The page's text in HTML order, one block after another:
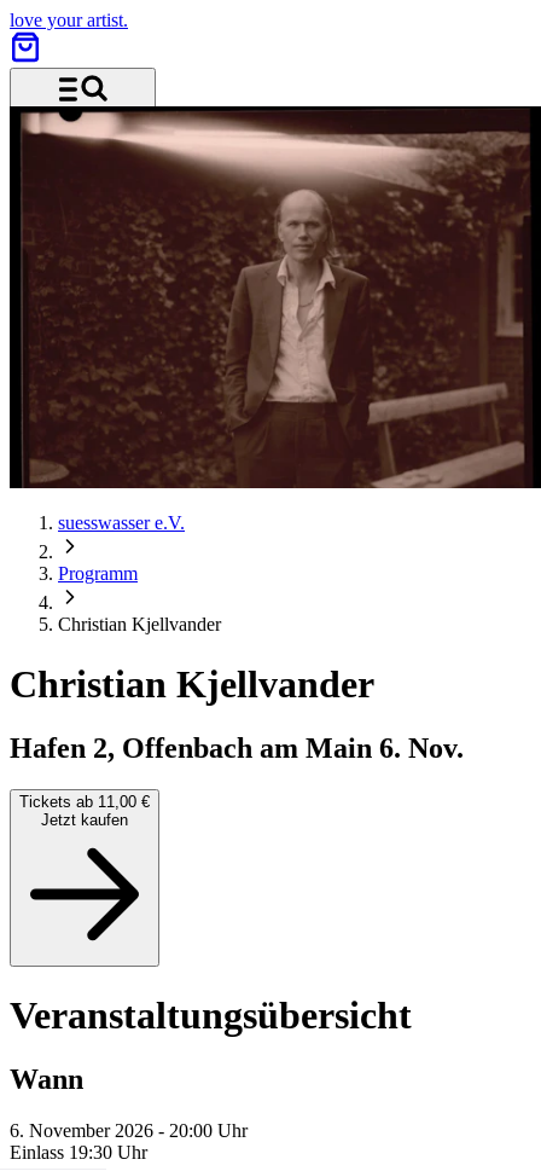
love your artist.
Menü und Suche
suesswasser e.V.
Programm
Christian Kjellvander
Christian Kjellvander
Hafen 2, Offenbach am Main 6. Nov.
Tickets ab 11,00 €
Jetzt kaufen
Veranstaltungsübersicht
Wann
6. November 2026 - 20:00 Uhr
Einlass 19:30 Uhr